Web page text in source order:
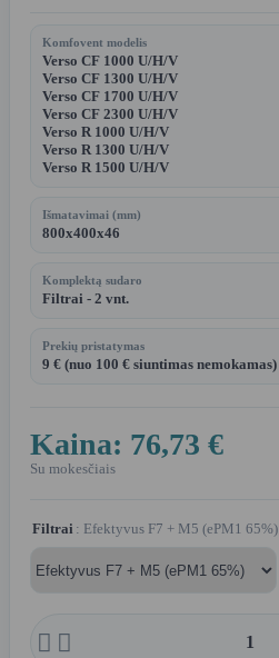
Komfovent modelis
Verso CF 1000 U/H/V
Verso CF 1300 U/H/V
Verso CF 1700 U/H/V
Verso CF 2300 U/H/V
Verso R 1000 U/H/V
Verso R 1300 U/H/V
Verso R 1500 U/H/V
Išmatavimai (mm)
800x400x46
Komplektą sudaro
Filtrai - 2 vnt.
Prekių pristatymas
9 € (nuo 100 € siuntimas nemokamas)
Kaina: 76,73 €
Su mokesčiais
Filtrai : Efektyvus F7 + M5 (ePM1 65%)
 